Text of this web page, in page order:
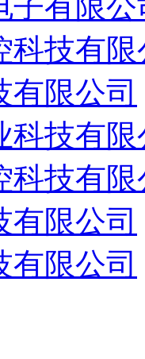
科技有
有限公司
科技有限
科技有限
有限公司
有限公司